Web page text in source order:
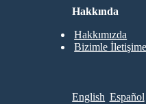
Hakkında
Hakkımızda
Bizimle
English Español